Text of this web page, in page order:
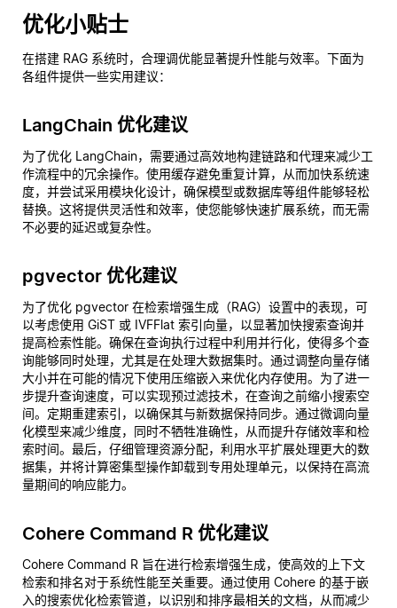
优化小贴士
在搭建 RAG 系统时，合理调优能显著提升性能与效率。下面为
各组件提供一些实用建议：
LangChain 优化建议
为了优化 LangChain，需要通过高效地构建链路和代理来减少工
作流程中的冗余操作。使用缓存避免重复计算，从而加快系统速
度，并尝试采用模块化设计，确保模型或数据库等组件能够轻松
替换。这将提供灵活性和效率，使您能够快速扩展系统，而无需
不必要的延迟或复杂性。
pgvector 优化建议
为了优化 pgvector 在检索增强生成（RAG）设置中的表现，可
以考虑使用 GiST 或 IVFFlat 索引向量，以显著加快搜索查询并
提高检索性能。确保在查询执行过程中利用并行化，使得多个查
询能够同时处理，尤其是在处理大数据集时。通过调整向量存储
大小并在可能的情况下使用压缩嵌入来优化内存使用。为了进一
步提升查询速度，可以实现预过滤技术，在查询之前缩小搜索空
间。定期重建索引，以确保其与新数据保持同步。通过微调向量
化模型来减少维度，同时不牺牲准确性，从而提升存储效率和检
索时间。最后，仔细管理资源分配，利用水平扩展处理更大的数
据集，并将计算密集型操作卸载到专用处理单元，以保持在高流
量期间的响应能力。
Cohere Command R 优化建议
Cohere Command R 旨在进行检索增强生成，使高效的上下文
检索和排名对于系统性能至关重要。通过使用 Cohere 的基于嵌
入的搜索优化检索管道，以识别和排序最相关的文档，从而减少